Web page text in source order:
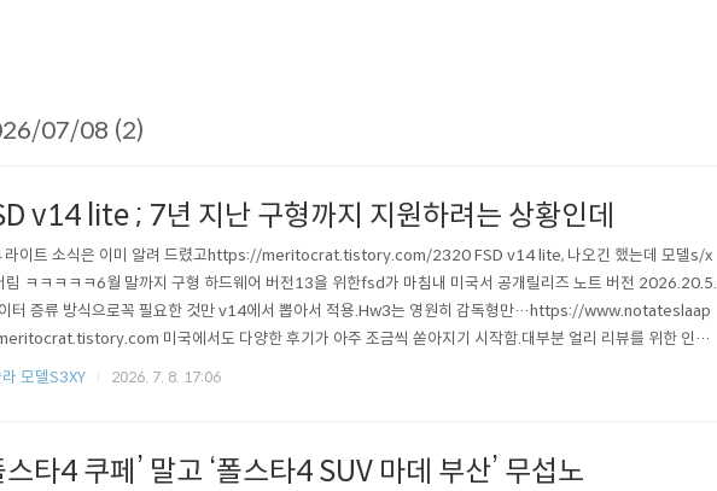
07/08 (2)
v14 lite ; 7년 지난 구형까지 지원하려는 상황인데
이트 소식은 이미 알려 드렸고https://meritocrat.tistory.com/2320 FSD v14 lite, 나오긴 했는데 모델s/x
림 ㅋㅋㅋㅋㅋ6월 말까지 구형 하드웨어 버전13을 위한fsd가 마침내 미국서 공개릴리즈 노트 버전 2026.20.5.
터 증류 방식으로꼭 필요한 것만 v14에서 뽑아서 적용.Hw3는 영원히 감독형만…https://www.notateslaap
미국에서도 다양한 후기가 아주 조금씩 쏟아지기 시작함.대부분 얼리 리뷰를 위한 인플
이긴 하지만... 의도된 메시지들이긴 하지만,어찌됐던 이 오래된 하드웨어로 발췌해서잘 구현한다는 데 대단하기
모델S3XY 2026. 7. 8. 17:06
스타4 쿠페’ 말고 ‘폴스타4 SUV 마데 부산’ 무섭노